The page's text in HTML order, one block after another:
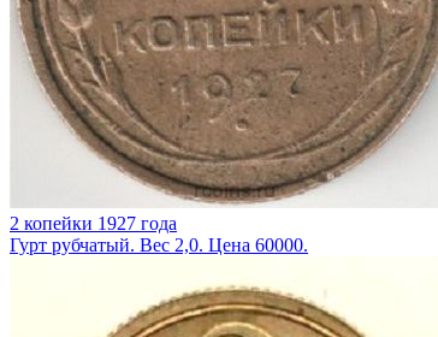
2 копейки 1927 года
Гурт рубчатый. Вес 2,0. Цена 60000.